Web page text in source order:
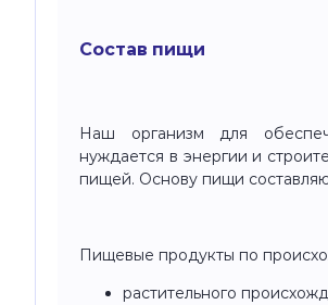
Состав пищи
Наш организм для
нуждается в энергии и
пищей. Основу пищи
Пищевые продукты по
растительного